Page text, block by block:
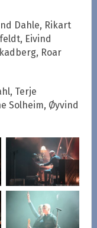
Dahle, Rikart
Eivind
Roar
Terje
Solheim, Øyvind